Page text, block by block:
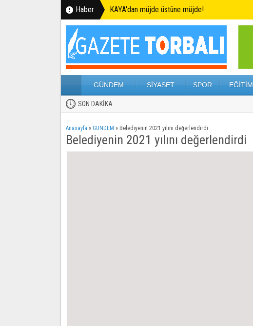
Haber KAYA'dan müjde üstüne müjde!
GÜNDEM SİYASET SPOR EĞİTİM
SON DAKİKA
Anasayfa » GÜNDEM » Belediyenin 2021 yılını değerlendirdi
Belediyenin 2021 yılını değerlendirdi